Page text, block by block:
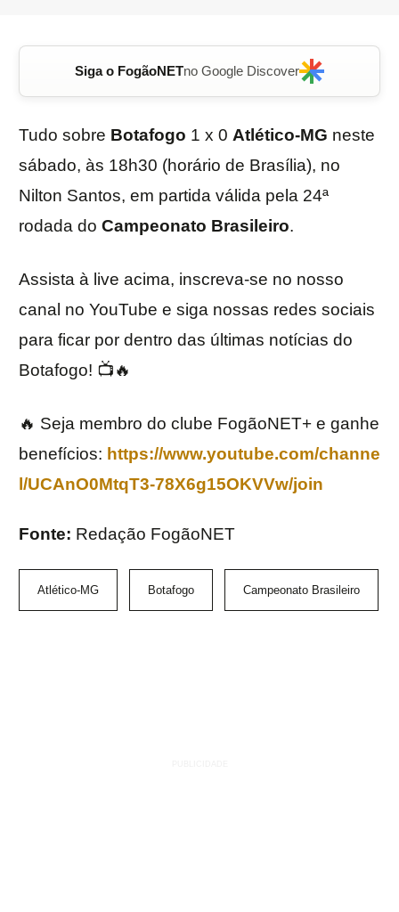
Siga o FogãoNETno Google Discover
Tudo sobre Botafogo 1 x 0 Atlético-MG neste
sábado, às 18h30 (horário de Brasília), no
Nilton Santos, em partida válida pela 24ª
rodada do Campeonato Brasileiro.
Assista à live acima, inscreva-se no nosso
canal no YouTube e siga nossas redes sociais
para ficar por dentro das últimas notícias do
Botafogo! 📺🔥
🔥 Seja membro do clube FogãoNET+ e ganhe
benefícios: https://www.youtube.com/channe
l/UCAnO0MtqT3-78X6g15OKVVw/join
Fonte: Redação FogãoNET
Atlético-MG Botafogo Campeonato Brasileiro